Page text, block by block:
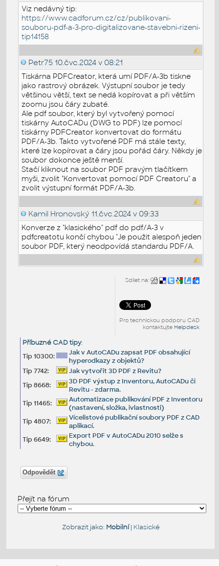
Viz nedávný tip:
https://www.cadforum.cz/cz/publikovani-
souboru-pdf-a-3-pro-digitalizovane-stavebni-rizeni-
tip14158
Petr75 10.čvc.2024 v 08:21
Tiskárna PDFCreator, která umí PDF/A-3b tiskne
jako rastrový obrázek. Výstupní soubor je tedy
většinou větší, text se nedá kopírovat a při větším
zoomu jsou čáry zubaté.
Ale pdf soubor, který byl vytvořený pomocí
tiskárny AutoCADu (DWG to PDF) lze pomocí
tiskárny PDFCreator konvertovat do formátu
PDF/A-3b. Takto vytvořené PDF má stále texty,
které lze kopírovat a čáry jsou pořád čáry. Někdy je
soubor dokonce ještě menší.
Stačí kliknout na soubor PDF pravým tlačítkem
myši, zvolit "Konvertovat pomocí PDF Creatoru" a
zvolit výstupní formát PDF/A-3b.
Kamil Hronovský 11.čvc.2024 v 09:33
Konverze z "klasického" pdf do pdf/A-3 v
pdfcreatotu končí chybou "Je použit alespoň jeden
soubor PDF, který neodpovídá standardu PDF/A.
Sdílet na:
Pro technickou podporu CAD
kontaktujte Helpdesk
Příbuzné CAD tipy:
Tip 10300:
Jak v AutoCADu zapsat PDF obsahující
hyperodkazy z objektů?
Tip 7742:
Jak vytvořit 3D PDF z Revitu?
Tip 8668:
3D PDF výstup z Inventoru, AutoCADu či
Revitu - zdarma.
Tip 11465:
Automatizace publikování PDF z Inventoru
(nastavení, složka, ivlastnosti)
Tip 4807:
Vícelistové publikační soubory PDF z CAD
aplikací.
Tip 6649:
Export PDF v AutoCADu 2010 selže s
chybou.
Odpovědět
Přejít na fórum
Zobrazit jako: Mobilní| Klasické